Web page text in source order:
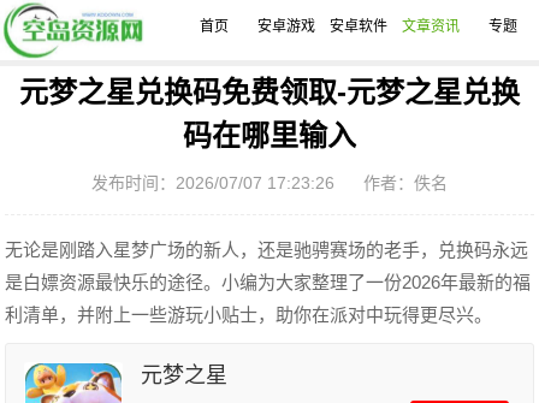
首页 安卓游戏 安卓软件 文章资讯 专题
元梦之星兑换码免费领取-元梦之星兑换
码在哪里输入
发布时间：2026/07/07 17:23:26 作者：佚名
无论是刚踏入星梦广场的新人，还是驰骋赛场的老手，兑换码永远
是白嫖资源最快乐的途径。小编为大家整理了一份2026年最新的福
利清单，并附上一些游玩小贴士，助你在派对中玩得更尽兴。
元梦之星